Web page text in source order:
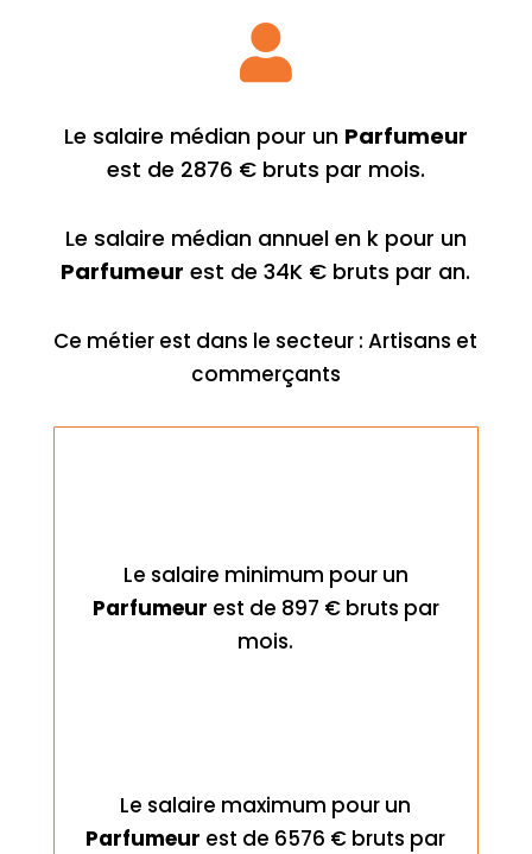

Le salaire médian pour un Parfumeur
est de 2876 € bruts par mois.
Le salaire médian annuel en k pour un
Parfumeur est de 34K € bruts par an.
Ce métier est dans le secteur : Artisans et
commerçants
Le salaire minimum pour un
Parfumeur est de 897 € bruts par
mois.
Le salaire maximum pour un
Parfumeur est de 6576 € bruts par